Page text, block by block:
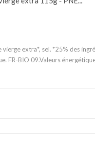
vierge extra*, sel. *25% des
FR-BIO 09.Valeurs